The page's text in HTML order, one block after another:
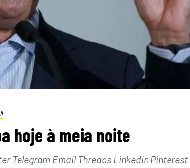
hoje à meia noite
Telegram Email Threads Linkedin Pinterest